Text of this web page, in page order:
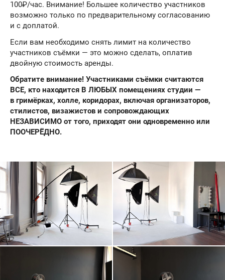
100₽/час. Внимание! Большее количество участников
возможно только по предварительному согласованию
и с доплатой.
Если вам необходимо снять лимит на количество
участников съёмки — это можно сделать, оплатив
двойную стоимость аренды.
Обратите внимание! Участниками съёмки считаются
ВСЕ, кто находится В ЛЮБЫХ помещениях студии —
в гримёрках, холле, коридорах, включая организаторов,
стилистов, визажистов и сопровождающих
НЕЗАВИСИМО от того, приходят они одновременно или
ПООЧЕРЁДНО.